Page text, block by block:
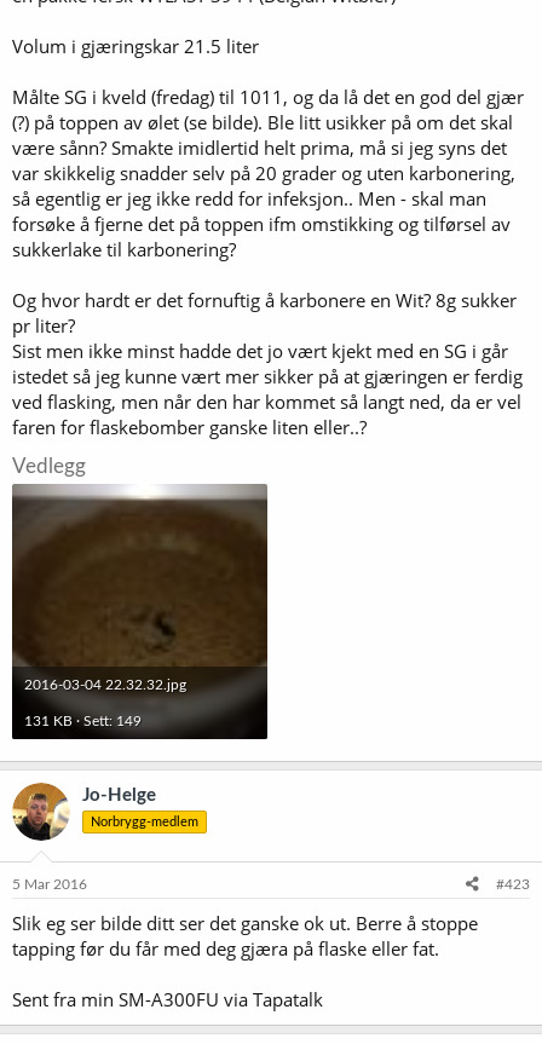
Volum i gjæringskar 21.5 liter
Målte SG i kveld (fredag) til 1011, og da lå det en god del gjær
(?) på toppen av ølet (se bilde). Ble litt usikker på om det skal
være sånn? Smakte imidlertid helt prima, må si jeg syns det
var skikkelig snadder selv på 20 grader og uten karbonering,
så egentlig er jeg ikke redd for infeksjon.. Men - skal man
forsøke å fjerne det på toppen ifm omstikking og tilførsel av
sukkerlake til karbonering?
Og hvor hardt er det fornuftig å karbonere en Wit? 8g sukker
pr liter?
Sist men ikke minst hadde det jo vært kjekt med en SG i går
istedet så jeg kunne vært mer sikker på at gjæringen er ferdig
ved flasking, men når den har kommet så langt ned, da er vel
faren for flaskebomber ganske liten eller..?
Vedlegg
2016-03-04 22.32.32.jpg
131 KB · Sett: 149
Jo-Helge
Norbrygg-medlem
5 Mar 2016 #423
Slik eg ser bilde ditt ser det ganske ok ut. Berre å stoppe
tapping før du får med deg gjæra på flaske eller fat.
Sent fra min SM-A300FU via Tapatalk